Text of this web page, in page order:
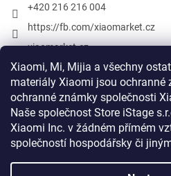
Xiaomi, Mi, Mijia a všechny
materiály Xiaomi jsou ochranné
ochranné známky společnosti
Naše společnost Store iStage
Xiaomi Inc. v žádném přímém
společností hospodářsky či
+420 216 216 004
https://fb.com/xiaomarket.cz
xiaomarket.cz
Vytvoril
Copyright 2026XiaomiMarket.cz